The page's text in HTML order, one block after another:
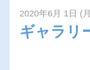
2020年6月 1日 (
ギャラリ